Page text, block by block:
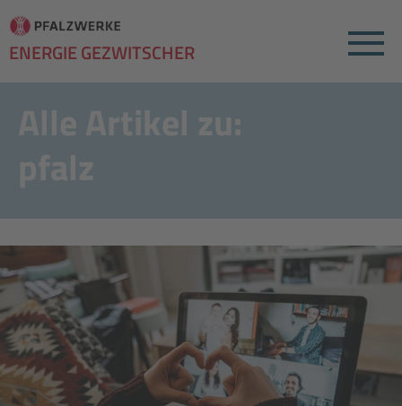
ENERGIE GEZWITSCHER Menu
Alle Artikel zu:
pfalz